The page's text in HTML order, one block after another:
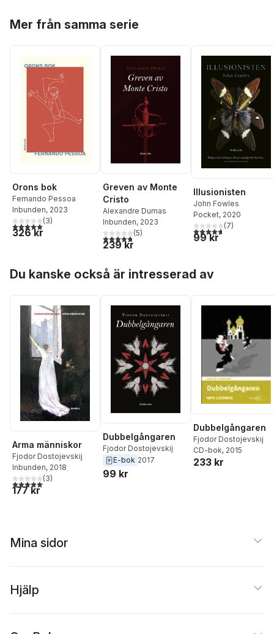
Mer från samma serie
Orons bok
Fernando Pessoa
Inbunden, 2023
5,0utav 5 stjärnor. Totalt antal röster:
(3)
326 kr
Greven av Monte
Cristo
Alexandre Dumas
Inbunden, 2023
4,8utav 5 stjärnor. Totalt antal röster:
(5)
239 kr
Illusionisten
John Fowles
Pocket, 2020
4,7utav 5 stjärnor.
(7)
99 kr
Du kanske också är intresserad av
Arma människor
Fjodor Dostojevskij
Inbunden, 2018
5,0utav 5 stjärnor. Totalt antal röster:
(3)
177 kr
Dubbelgångaren
Fjodor Dostojevskij
E-bok 2017
99 kr
Dubbelgångaren
Fjodor Dostojevskij
CD-bok, 2015
233 kr
Mina sidor
Hjälp